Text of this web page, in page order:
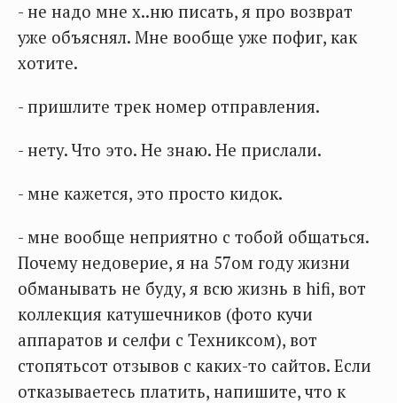
- не надо мне х..ню писать, я про возврат
уже объяснял. Мне вообще уже пофиг, как
хотите.
- пришлите трек номер отправления.
- нету. Что это. Не знаю. Не прислали.
- мне кажется, это просто кидок.
- мне вообще неприятно с тобой общаться.
Почему недоверие, я на 57ом году жизни
обманывать не буду, я всю жизнь в hifi, вот
коллекция катушечников (фото кучи
аппаратов и селфи с Техниксом), вот
стопятьсот отзывов с каких-то сайтов. Если
отказываетесь платить, напишите, что к